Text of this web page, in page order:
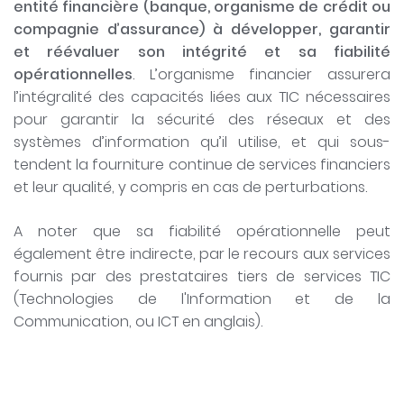
entité financière (banque, organisme de crédit ou
compagnie d’assurance) à développer, garantir
et réévaluer son intégrité et sa fiabilité
opérationnelles. L’organisme financier assurera
l’intégralité des capacités liées aux TIC nécessaires
pour garantir la sécurité des réseaux et des
systèmes d’information qu’il utilise, et qui sous-
tendent la fourniture continue de services financiers
et leur qualité, y compris en cas de perturbations.
A noter que sa fiabilité opérationnelle peut
également être indirecte, par le recours aux services
fournis par des prestataires tiers de services TIC
(Technologies de l'Information et de la
Communication, ou ICT en anglais).